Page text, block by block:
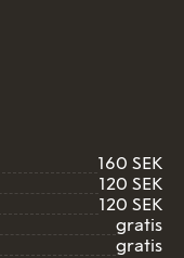
160 SEK
120 SEK
120 SEK
gratis
gratis